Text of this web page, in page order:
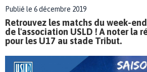
Publié le 6 décembre 2019
Retrouvez les matchs du week-
de l'association USLD ! A noter la
pour les U17 au stade Tribut.